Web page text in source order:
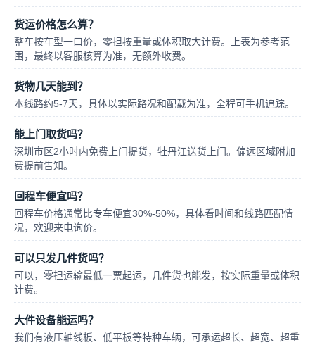
货运价格怎么算？
整车按车型一口价，零担按重量或体积取大计费。上表为参考范
围，最终以客服核算为准，无额外收费。
货物几天能到？
本线路约5-7天，具体以实际路况和配载为准，全程可手机追踪。
能上门取货吗？
深圳市区2小时内免费上门提货，牡丹江送货上门。偏远区域附加
费提前告知。
回程车便宜吗？
回程车价格通常比专车便宜30%-50%，具体看时间和线路匹配情
况，欢迎来电询价。
可以只发几件货吗？
可以，零担运输最低一票起运，几件货也能发，按实际重量或体积
计费。
大件设备能运吗？
我们有液压轴线板、低平板等特种车辆，可承运超长、超宽、超重